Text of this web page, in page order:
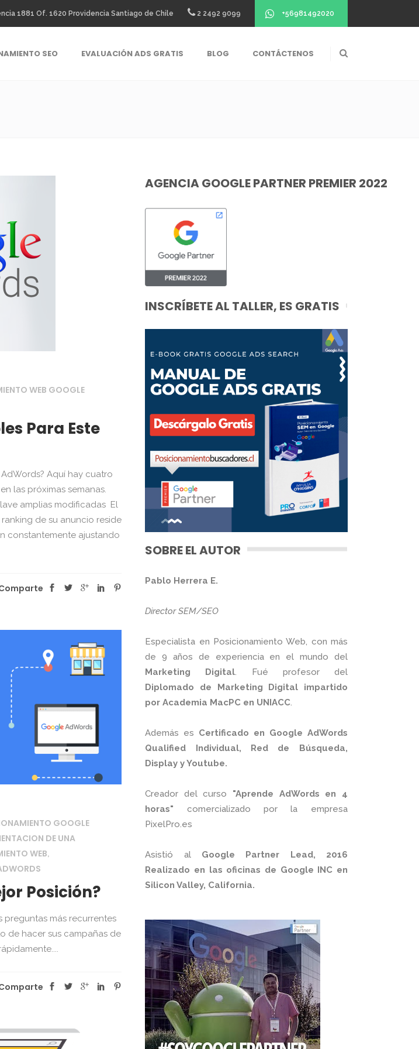
1881 Of. 1620 Providencia Santiago de Chile 2 2492 9099 +56981492020
SEO EVALUACIÓN ADS GRATIS BLOG CONTÁCTENOS
WEB GOOGLE
Para Este
Aquí hay cuatro
las próximas semanas.
amplias modificadas El
de su anuncio reside
constantemente ajustando
GOOGLE
DE UNA
WEB,
Posición?
más recurrentes
de hacer sus campañas de
AGENCIA GOOGLE PARTNER PREMIER 2022
INSCRÍBETE AL TALLER, ES GRATIS
SOBRE EL AUTOR
Pablo Herrera E.
Director SEM/SEO
Especialista en Posicionamiento Web, con más
de 9 años de experiencia en el mundo del
Marketing Digital. Fué profesor del
Diplomado de Marketing Digital impartido
por Academia MacPC en UNIACC.
Además es Certificado en Google AdWords
Qualified Individual, Red de Búsqueda,
Display y Youtube.
Creador del curso "Aprende AdWords en 4
horas" comercializado por la empresa
PixelPro.es
Asistió al Google Partner Lead, 2016
Realizado en las oficinas de Google INC en
Silicon Valley, California.